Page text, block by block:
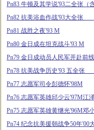
Pn83 牛顿及其学说'93二全张
Pn82 抗美浴血作战
Pn81 战胜之夜'93 M
Pn80 金日成在坦克战斗'93 M
Pn79 金日成动员人民军开赴前
Pn78 抗美战争历史
Pn77 志愿军司令彭德怀'98M
Pn76 志愿军英雄邱少云'97M
Pn75 志愿军英雄黄继光'96M
Pn74 纪念抗美援朝战争50年